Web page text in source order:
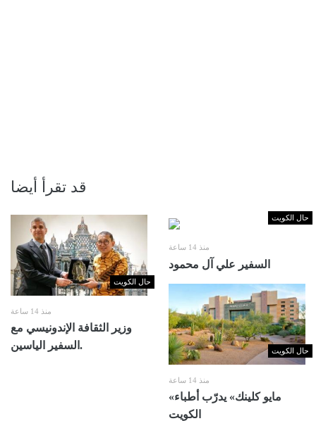
قد تقرأ أيضا
حال الكويت
منذ 14 ساعة
وزير الثقافة الإندونيسي مع
السفير الياسين.
حال الكويت
منذ 14 ساعة
السفير علي آل محمود
حال الكويت
منذ 14 ساعة
«مايو كلينك» يدرّب أطباء
الكويت